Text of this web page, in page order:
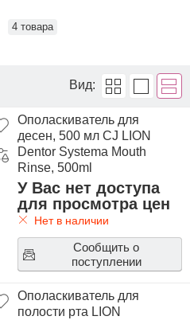
4 товара
Вид:
Ополаскиватель для
десен, 500 мл CJ LION
Dentor Systema Mouth
Rinse, 500ml
У Вас нет доступа
для просмотра цен
Нет в наличии
Сообщить о
поступлении
Ополаскиватель для
полости рта LION